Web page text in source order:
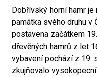
Dobřívský horní hamr
památka svého druhu v
postavena začátkem
dřevěných hamrů z let
vybavení pochází z 19.
zkujňovalo